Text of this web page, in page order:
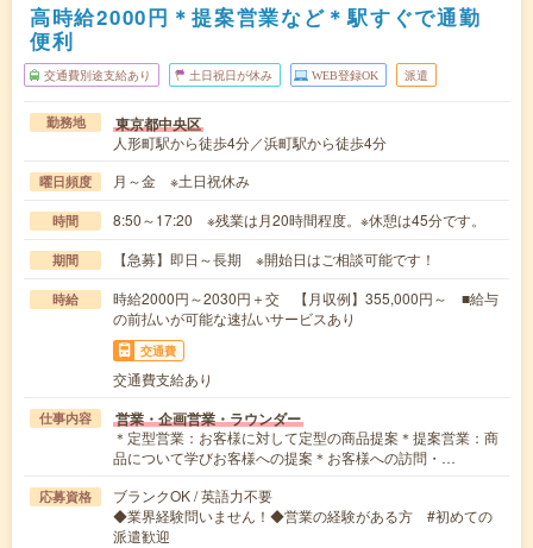
高時給2000円＊提案営業など＊駅すぐで通勤
便利
交通費別途支給あり 土日祝日が休み WEB登録OK 派遣
勤務地 東京都中央区
人形町駅から徒歩4分／浜町駅から徒歩4分
曜日頻度 月～金 ※土日祝休み
時間 8:50～17:20 ※残業は月20時間程度。※休憩は45分です。
期間 【急募】即日～長期 ※開始日はご相談可能です！
時給
時給2000円～2030円＋交 【月収例】355,000円～ ■給与
の前払いが可能な速払いサービスあり
交通費
交通費支給あり
仕事内容 営業・企画営業・ラウンダー
＊定型営業：お客様に対して定型の商品提案＊提案営業：商
品について学びお客様への提案＊お客様への訪問・…
応募資格
ブランクOK / 英語力不要
◆業界経験問いません！◆営業の経験がある方 #初めての
派遣歓迎